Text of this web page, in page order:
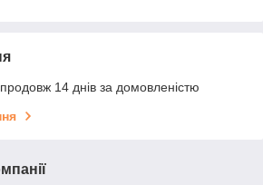
14 днів за домовленістю